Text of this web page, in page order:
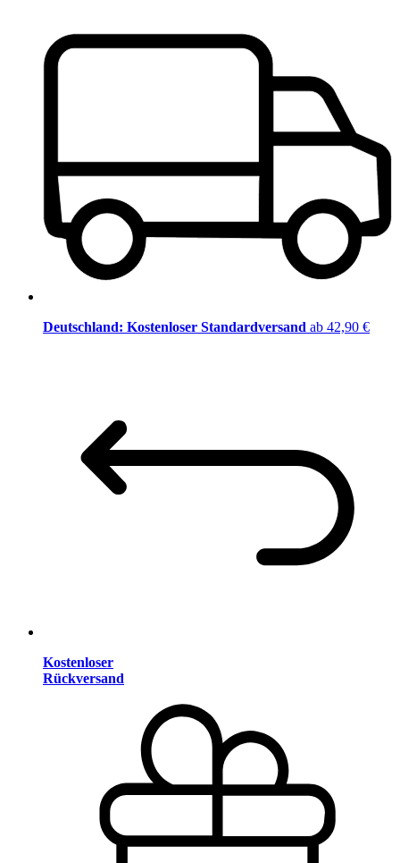
Deutschland: Kostenloser Standardversand ab 42,90 €
Kostenloser
Rückversand